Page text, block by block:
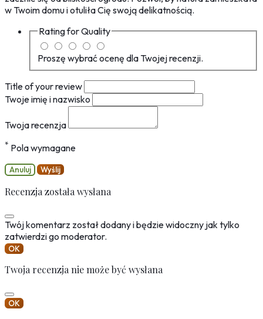
w Twoim domu i otuliła Cię swoją delikatnością.
Rating forQuality
Proszę wybrać ocenę dla Twojej recenzji.
Title of your review
Twoje imię i nazwisko
Twoja recenzja
* Pola wymagane
Anuluj Wyślij
Recenzja została wysłana
Twój komentarz został dodany i będzie widoczny jak tylko
zatwierdzi go moderator.
OK
Twoja recenzja nie może być wysłana
OK